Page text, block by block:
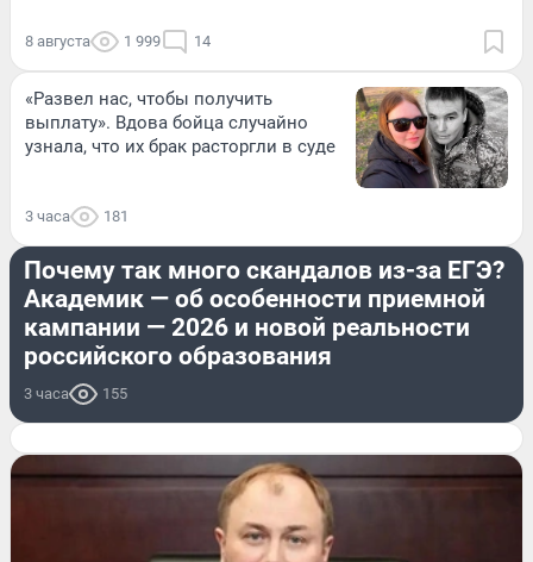
8 августа 1 999 14
«Развел нас, чтобы получить
выплату». Вдова бойца случайно
узнала, что их брак расторгли в суде
3 часа 181
ОБРАЗОВАНИЕ
Почему так много скандалов из-за ЕГЭ?
Академик — об особенности приемной
кампании — 2026 и новой реальности
российского образования
3 часа 155